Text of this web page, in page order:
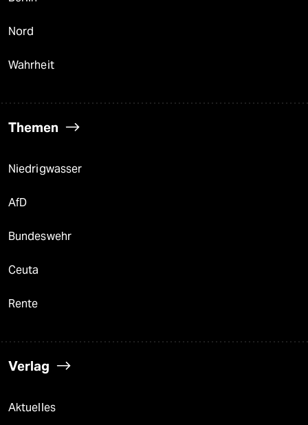
Nord
Wahrheit
Themen
Niedrigwasser
AfD
Bundeswehr
Ceuta
Rente
Verlag
Aktuelles